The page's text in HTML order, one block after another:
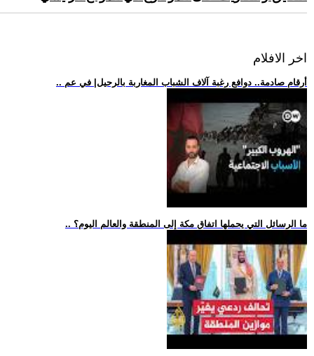
اخر الافلام
.. أرقام صادمة.. دوافع رغبة آلاف الشباب المغاربة بالرحيل| في عم
.. ما الرسائل التي يحملها اتفاق مكة إلى المنطقة والعالم اليوم؟